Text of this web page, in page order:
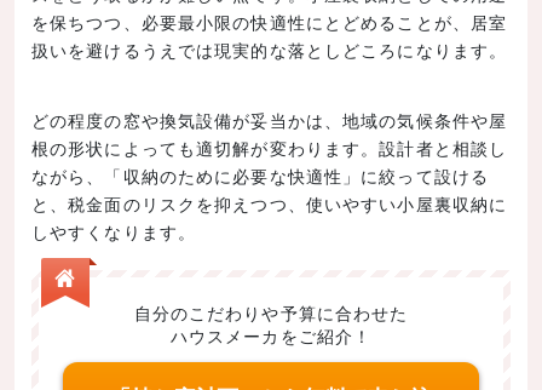
を保ちつつ、必要最小限の快適性にとどめることが、居室
扱いを避けるうえでは現実的な落としどころになります。
どの程度の窓や換気設備が妥当かは、地域の気候条件や屋
根の形状によっても適切解が変わります。設計者と相談し
ながら、「収納のために必要な快適性」に絞って設ける
と、税金面のリスクを抑えつつ、使いやすい小屋裏収納に
しやすくなります。
自分のこだわりや予算に合わせた
ハウスメーカをご紹介！